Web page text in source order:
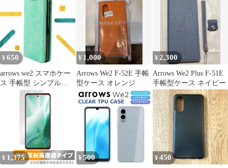
¥ 650
arrows we2 スマホケー
ス 手帳型 シンプル
arrowswe カバー おしゃ
れ アローズwe2 FCG02
F51B FCG01 A101FC
F52E arrowsWe2M07 緑
グリーン 送料無料
¥ 1,000
Arrows We2 F-52E 手帳
型ケース オレンジ
¥ 2,300
Arrows We2 Plus F-51E
手帳型ケース ネイビー
¥ 1,375 ¥ 500 ¥450